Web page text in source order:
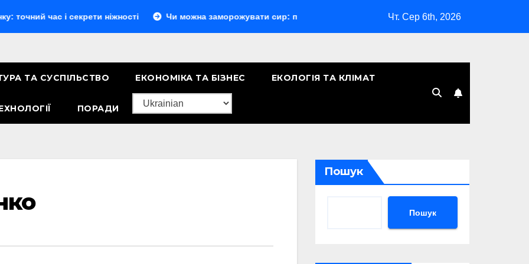
і секрети ніжності Чи можна заморожувати сир: повний гід з порадами Відпустка за сімейними
Чт. Сер 6th, 2026
ТА СУСПІЛЬСТВО ЕКОНОМІКА ТА БІЗНЕС ЕКОЛОГІЯ ТА КЛІМАТ
ПОРАДИ
Пошук
Пошук